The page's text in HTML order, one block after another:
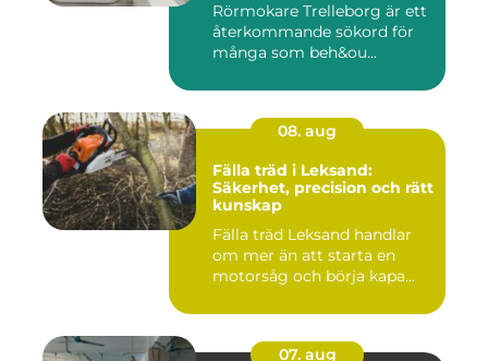
Rörmokare Trelleborg är ett
återkommande sökord för
många som beh&ou...
08. aug
Fälla träd i Leksand:
Säkerhet, precision och rätt
kunskap
Fälla träd Leksand handlar
om mer än att starta en
motorsåg och börja kapa...
07. aug